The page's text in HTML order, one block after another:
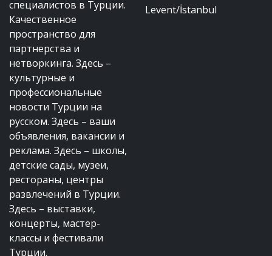
специалистов в Турции.
Качественное
пространство для
партнерства и
нетворкинга. Здесь –
культурные и
профессиональные
новости Турции на
русском. Здесь – ваши
объявления, вакансии и
реклама. Здесь – школы,
детские сады, музеи,
рестораны, центры
развлечений в Турции.
Здесь – выставки,
концерты, мастер-
классы и фестивали
Турции.
Levent/İstanbul